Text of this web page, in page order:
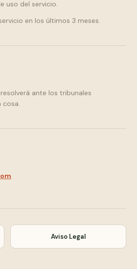
uso del servicio.
en los últimos 3 meses.
ante los tribunales
cosa.
Aviso Legal